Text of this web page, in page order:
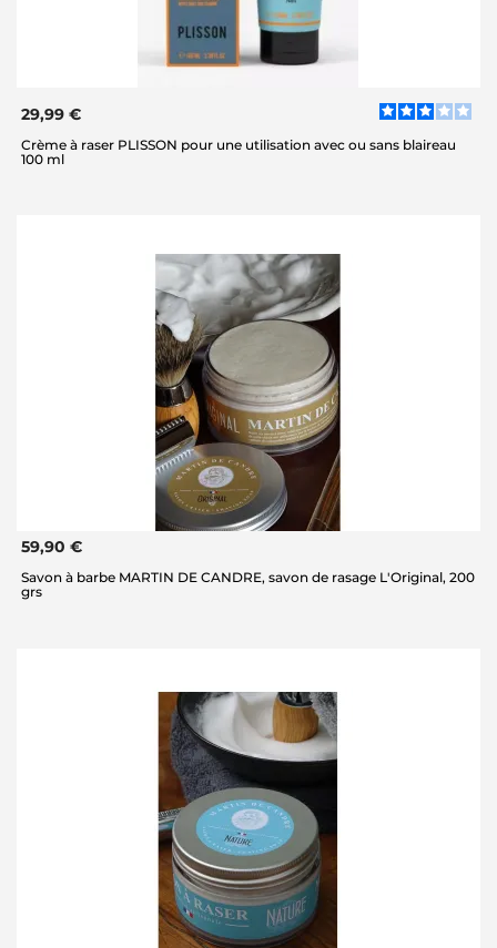
29,99 €
Crème à raser PLISSON pour une utilisation avec ou sans blaireau
100 ml
59,90 €
Savon à barbe MARTIN DE CANDRE, savon de rasage L'Original, 200
grs